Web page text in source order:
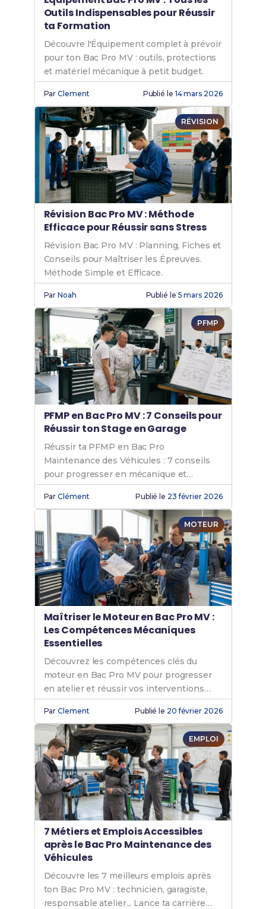
Outils Indispensables pour Réussir
ta Formation
Découvre l'Équipement complet à prévoir
pour ton Bac Pro MV : outils, protections
et matériel mécanique à petit budget.
ParClement Publié le 14 mars 2026
RÉVISION
Révision Bac Pro MV : Méthode
Efficace pour Réussir sans Stress
Révision Bac Pro MV : Planning, Fiches et
Conseils pour Maîtriser les Épreuves.
Méthode Simple et Efficace.
ParNoah Publié le 5 mars 2026
PFMP
PFMP en Bac Pro MV : 7 Conseils pour
Réussir ton Stage en Garage
Réussir ta PFMP en Bac Pro
Maintenance des Véhicules : 7 conseils
pour progresser en mécanique et
valoriser ton stage.
ParClément Publié le 23 février 2026
MOTEUR
Maîtriser le Moteur en Bac Pro MV :
Les Compétences Mécaniques
Essentielles
Découvrez les compétences clés du
moteur en Bac Pro MV pour progresser
en atelier et réussir vos interventions
mécaniques.
ParClement Publié le 20 février 2026
EMPLOI
7 Métiers et Emplois Accessibles
après le Bac Pro Maintenance des
Véhicules
Découvre les 7 meilleurs emplois après
ton Bac Pro MV : technicien, garagiste,
responsable atelier... Lance ta carrière